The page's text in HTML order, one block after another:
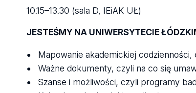
10.15–13.30 (sala D, IEiAK UŁ)
JESTEŚMY NA UNIWERSYTECIE
Mapowanie akademickiej
Ważne dokumenty, czyli na co się
Szanse i możliwości, czyli programy